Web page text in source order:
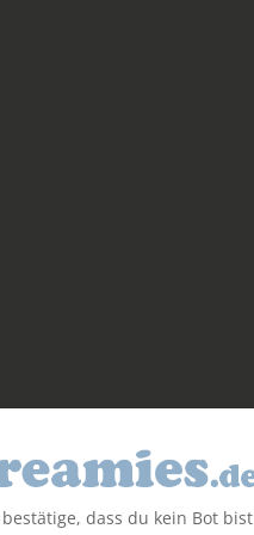
dass du kein Bot bist